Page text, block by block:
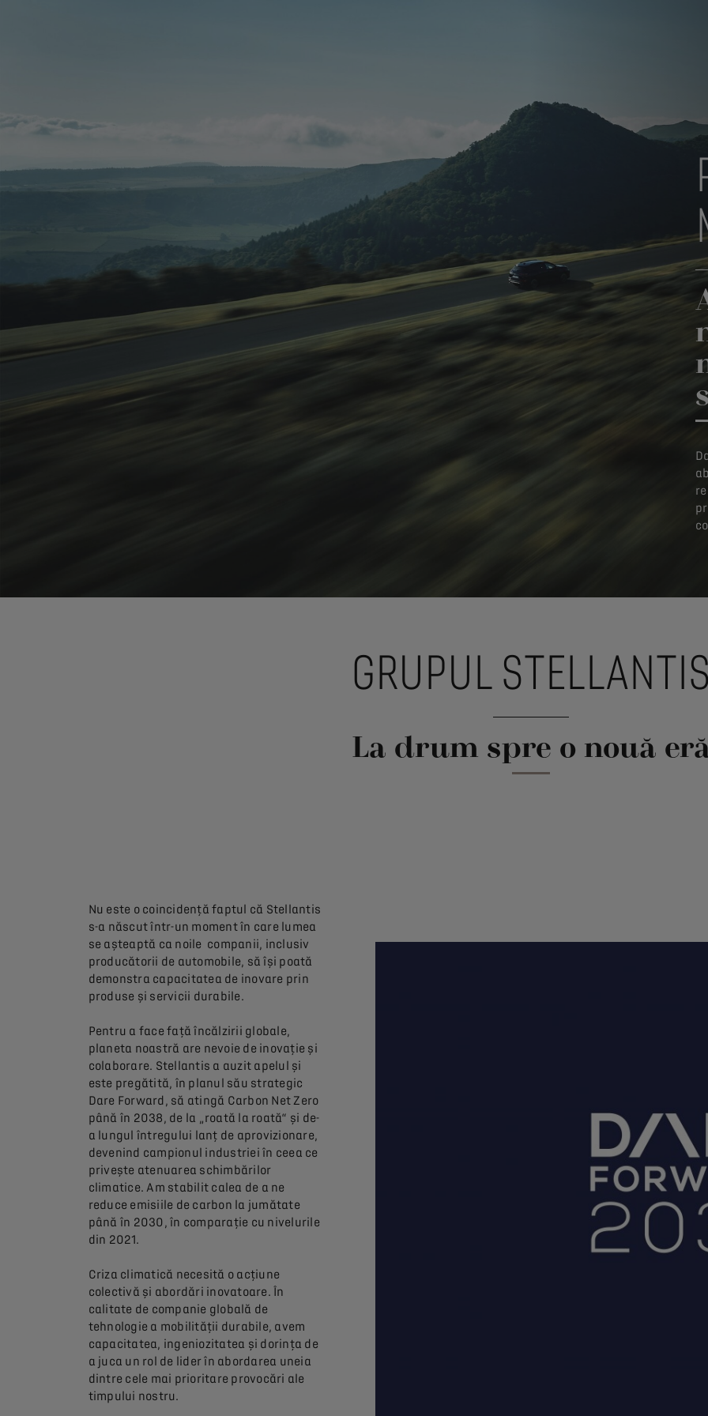
GRUPUL
La drum spre o nouă
Nu este o coincidență faptul că Stellantis
s-a născut într-un moment în care lumea
se așteaptă ca noile companii, inclusiv
producătorii de automobile, să își poată
demonstra capacitatea de inovare prin
produse și servicii durabile.
Pentru a face față încălzirii globale,
planeta noastră are nevoie de inovație și
colaborare. Stellantis a auzit apelul și
este pregătită, în planul său strategic
Dare Forward, să atingă Carbon Net Zero
până în 2038, de la „roată la roată“ și de-
a lungul întregului lanț de aprovizionare,
devenind campionul industriei în ceea ce
privește atenuarea schimbărilor
climatice. Am stabilit calea de a ne
reduce emisiile de carbon la jumătate
până în 2030, în comparație cu nivelurile
din 2021.
Criza climatică necesită o acțiune
colectivă și abordări inovatoare. În
calitate de companie globală de
tehnologie a mobilității durabile, avem
capacitatea, ingeniozitatea și dorința de
a juca un rol de lider în abordarea uneia
dintre cele mai prioritare provocări ale
timpului nostru.